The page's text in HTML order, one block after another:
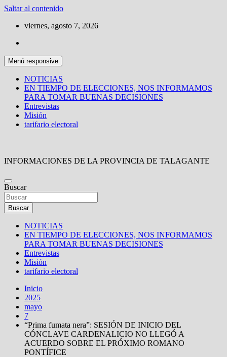
Saltar al contenido
viernes, agosto 7, 2026
Menú responsive
NOTICIAS
EN TIEMPO DE ELECCIONES, NOS INFORMAMOS
PARA TOMAR BUENAS DECISIONES
Entrevistas
Misión
tarifario electoral
INFORMACIONES DE LA PROVINCIA DE TALAGANTE
Buscar
Buscar
NOTICIAS
EN TIEMPO DE ELECCIONES, NOS INFORMAMOS
PARA TOMAR BUENAS DECISIONES
Entrevistas
Misión
tarifario electoral
Inicio
2025
mayo
7
“Prima fumata nera”: SESIÓN DE INICIO DEL
CÓNCLAVE CARDENALICIO NO LLEGÓ A
ACUERDO SOBRE EL PRÓXIMO ROMANO
PONTÍFICE